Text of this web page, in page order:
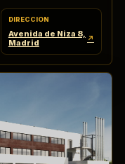
DIRECCION
Avenida de Niza 8,
Madrid
↗